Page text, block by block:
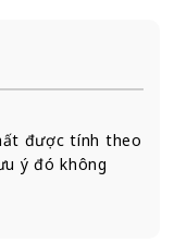
được tính theo
ý đó không